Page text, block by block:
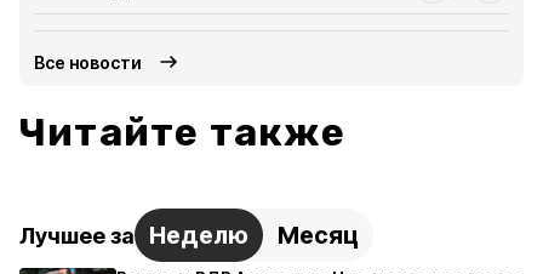
Все новости
Читайте также
Лучшее за Неделю Месяц